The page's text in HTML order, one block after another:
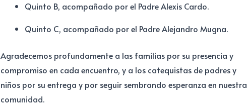
Quinto B, acompañado por el Padre Alexis Cardo.
Quinto C, acompañado por el Padre Alejandro Mugna.
Agradecemos profundamente a las familias por su presencia y
compromiso en cada encuentro, y a los catequistas de padres y
niños por su entrega y por seguir sembrando esperanza en nuestra
comunidad.